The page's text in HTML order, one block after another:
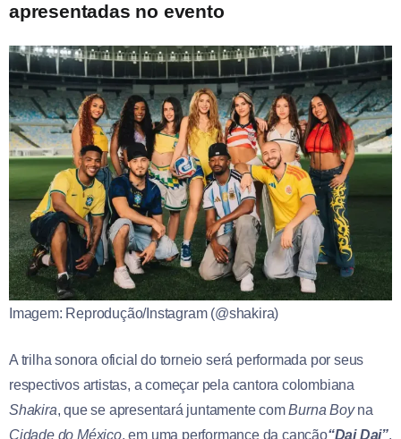
apresentadas no evento
Imagem: Reprodução/Instagram (@shakira)
A trilha sonora oficial do torneio será performada por seus
respectivos artistas, a começar pela cantora colombiana
Shakira, que se apresentará juntamente comBurna Boyna
Cidade do México, em uma performance da canção“Dai Dai”,